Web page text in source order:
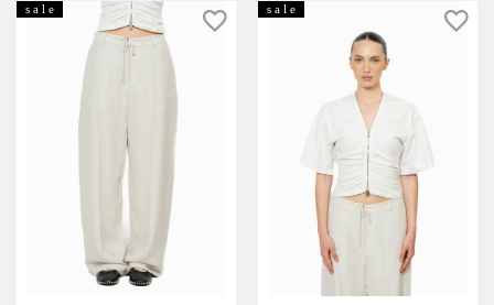
s a l e s a l e